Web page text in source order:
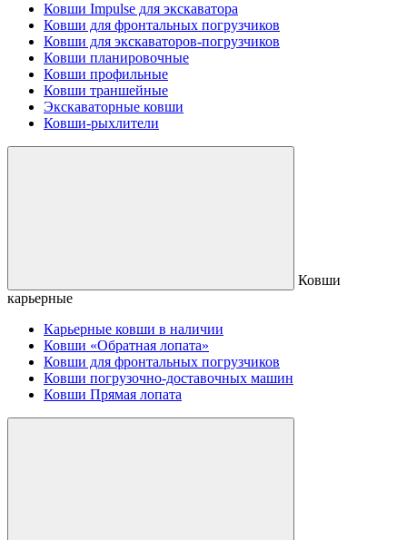
Ковши Impulse для экскаватора
Ковши для фронтальных погрузчиков
Ковши для экскаваторов-погрузчиков
Ковши планировочные
Ковши профильные
Ковши траншейные
Экскаваторные ковши
Ковши-рыхлители
Ковши
карьерные
Карьерные ковши в наличии
Ковши «Обратная лопата»
Ковши для фронтальных погрузчиков
Ковши погрузочно-доставочных машин
Ковши Прямая лопата